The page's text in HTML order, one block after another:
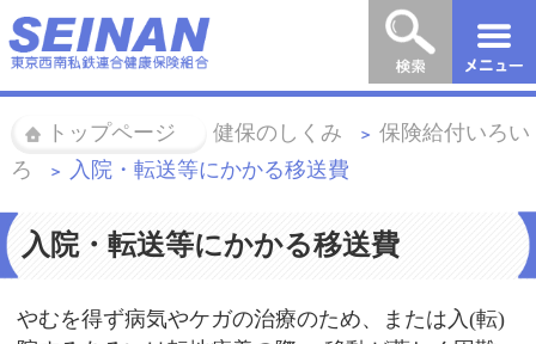
トップページ 健保のしくみ ＞ 保険給付いろい
ろ
＞ 入院・転送等にかかる移送費
入院・転送等にかかる移送費
やむを得ず病気やケガの治療のため、または入(転)